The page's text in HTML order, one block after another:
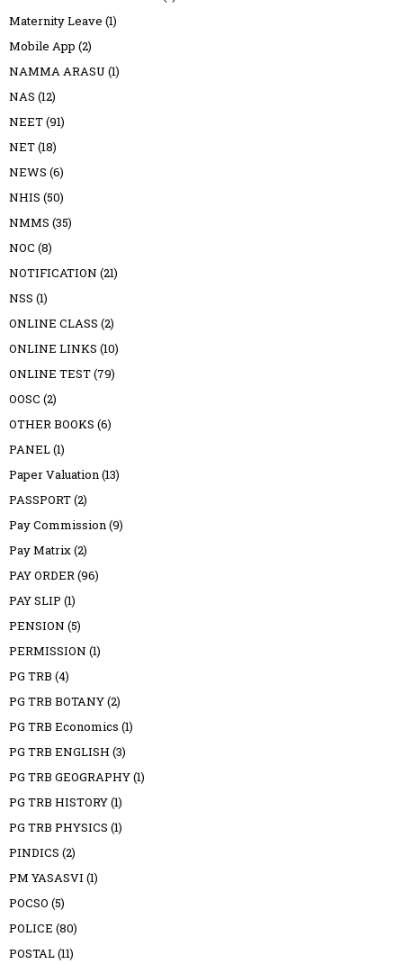
Maternity Leave (1)
Mobile App (2)
NAMMA ARASU (1)
NAS (12)
NEET(91)
NET(18)
NEWS (6)
NHIS (50)
NMMS (35)
NOC (8)
NOTIFICATION (21)
NSS (1)
ONLINE CLASS (2)
ONLINE LINKS (10)
ONLINE TEST(79)
OOSC (2)
OTHER BOOKS (6)
PANEL(1)
Paper Valuation(13)
PASSPORT(2)
Pay Commission(9)
Pay Matrix(2)
PAY ORDER(96)
PAY SLIP (1)
PENSION (5)
PERMISSION (1)
PG TRB (4)
PG TRB BOTANY(2)
PG TRB Economics (1)
PG TRB ENGLISH (3)
PG TRB GEOGRAPHY(1)
PG TRB HISTORY(1)
PG TRB PHYSICS (1)
PINDICS (2)
PM YASASVI (1)
POCSO (5)
POLICE (80)
POSTAL(11)